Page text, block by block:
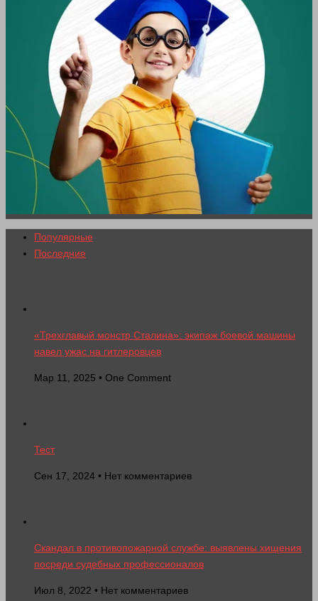
Популярные
Последние
«Трехглавый монстр Сталина»: экипаж боевой машины
навел ужас на гитлеровцев
Мар 11, 2025 • One Comment
Тест
Сен 17, 2024 • Нет комментариев
Скандал в противопожарной службе: выявлены хищения
посреди судебных профессионалов
Июл 8, 2022 • Нет комментариев